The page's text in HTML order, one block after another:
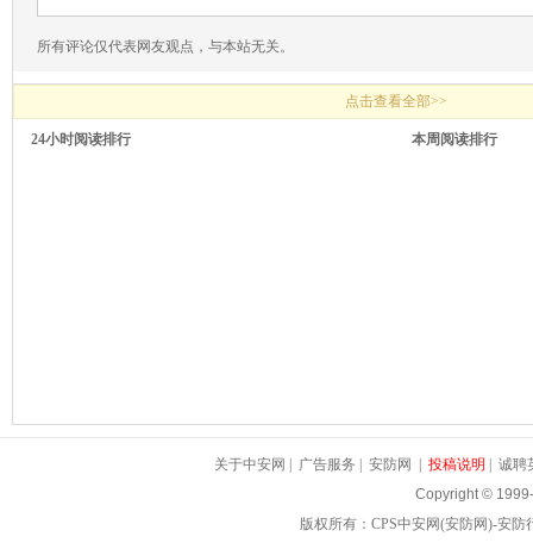
所有评论仅代表网友观点，与本站无关。
点击查看全部>>
24小时阅读排行 本周阅读排行
关于中安网 广告服务 安防网 投稿说明
诚聘
Copyright © 1999-
版权所有： CPS中安网(安防网)-安防